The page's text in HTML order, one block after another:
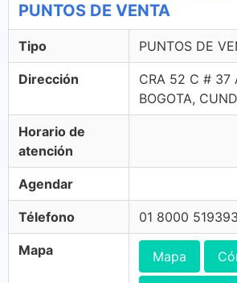
PUNTOS DE VENTA
Tipo PUNTOS DE
Dirección
CRA 52 C # 37
BOGOTA,
Horario de
atención
Agendar
Télefono 01 8000 519393
Mapa Mapa